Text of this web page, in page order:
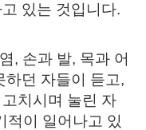
있는 것입니다.
, 손과 발, 목과 어
하던 자들이 듣고,
치시며 눌린 자
적이 일어나고 있